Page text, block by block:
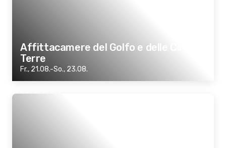
Affittacamere del Golfo e delle Cinque
Terre
Fr., 21.08.-So., 23.08.